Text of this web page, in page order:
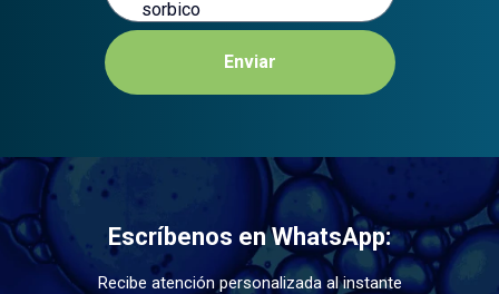
Enviar
Escríbenos en WhatsApp:
Recibe atención personalizada al instante